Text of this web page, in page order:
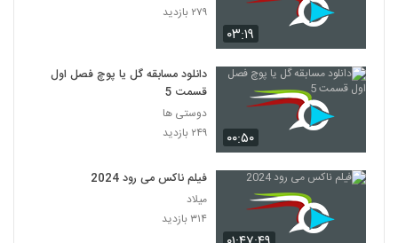
۰۳:۱۹
۲۷۹ بازدید
۰۰:۵۰
دانلود مسابقه گل یا پوچ فصل اول
قسمت 5
دوستی ها
۲۴۹ بازدید
فیلم ناکس می رود 2024
میلاد
۳۱۴ بازدید